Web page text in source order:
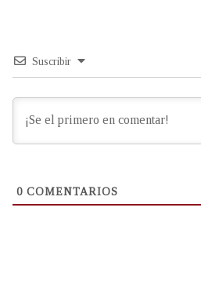
Suscribir
0 COMENTARIOS